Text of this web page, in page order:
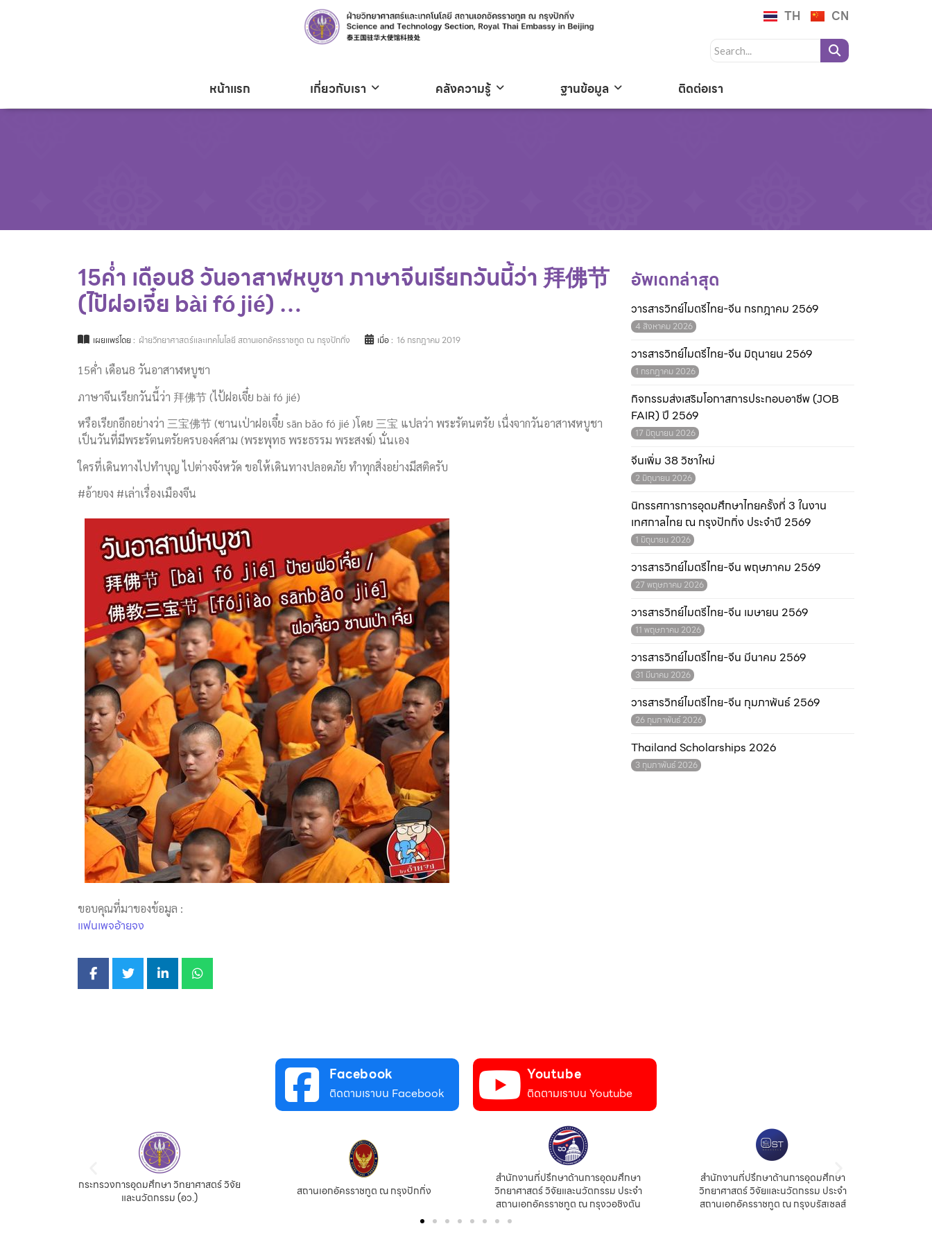
TH CN
หน้าแรก เกี่ยวกับเรา คลังความรู้ ฐานข้อมูล ติดต่อเรา
15ค่ำ เดือน8 วันอาสาฬหบูชา ภาษาจีนเรียกวันนี้ว่า 拜佛节
(ไป้ฝอเจี๋ย bài fó jié) …
เผยแพร่โดย : ฝ่ายวิทยาศาสตร์และเทคโนโลยี สถานเอกอัครราชทูต ณ กรุงปักกิ่ง เมื่อ : 16 กรกฎาคม 2019
15ค่ำ เดือน8 วันอาสาฬหบูชา
ภาษาจีนเรียกวันนี้ว่า 拜佛节 (ไป้ฝอเจี๋ย bài fó jié)
หรือเรียกอีกอย่างว่า 三宝佛节 (ซานเป่าฝอเจี๋ย sān bǎo fó jié )โดย 三宝 แปลว่า พระรัตนตรัย เนื่งจากวันอาสาฬหบูชา
เป็นวันที่มีพระรัตนตรัยครบองค์สาม (พระพุทธ พระธรรม พระสงฆ์) นั่นเอง
ใครที่เดินทางไปทำบุญ​ ไปต่างจังหวัด​ ขอให้เดินทางปลอดภัย ทำทุกสิ่งอย่างมีสติครับ
#อ้ายจง #เล่าเรื่องเมืองจีน
ขอบคุณที่มาของข้อมูล :
แฟนเพจอ้ายจง
อัพเดทล่าสุด
วารสารวิทย์ไมตรีไทย-จีน กรกฎาคม 2569
4 สิงหาคม 2026
วารสารวิทย์ไมตรีไทย-จีน มิถุนายน 2569
1 กรกฎาคม 2026
กิจกรรมส่งเสริมโอกาสการประกอบอาชีพ (JOB
FAIR) ปี 2569
17 มิถุนายน 2026
จีนเพิ่ม 38 วิชาใหม่
2 มิถุนายน 2026
นิทรรศการการอุดมศึกษาไทยครั้งที่ 3 ในงาน
เทศกาลไทย ณ กรุงปักกิ่ง ประจำปี 2569
1 มิถุนายน 2026
วารสารวิทย์ไมตรีไทย-จีน พฤษภาคม 2569
27 พฤษภาคม 2026
วารสารวิทย์ไมตรีไทย-จีน เมษายน 2569
11 พฤษภาคม 2026
วารสารวิทย์ไมตรีไทย-จีน มีนาคม 2569
31 มีนาคม 2026
วารสารวิทย์ไมตรีไทย-จีน กุมภาพันธ์ 2569
26 กุมภาพันธ์ 2026
Thailand Scholarships 2026
3 กุมภาพันธ์ 2026
Facebook
ติดตามเราบน Facebook
Youtube
ติดตามเราบน Youtube
กระทรวงการอุดมศึกษา วิทยาศาสตร์ วิจัย
และนวัตกรรม (อว.)
สถานเอกอัครราชทูต ณ กรุงปักกิ่ง
สำนักงานที่ปรึกษาด้านการอุดมศึกษา
วิทยาศาสตร์ วิจัยและนวัตกรรม ประจำ
สถานเอกอัครราชทูต ณ กรุงวอชิงตัน
สำนักงานที่ปรึกษาด้านการอุดมศึกษา
วิทยาศาสตร์ วิจัยและนวัตกรรม ประจำ
สถานเอกอัครราชทูต ณ กรุงบรัสเซลส์